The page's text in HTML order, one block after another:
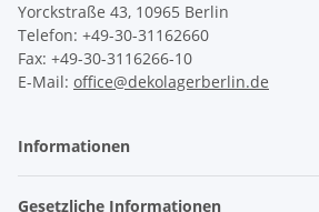
Yorckstraße 43, 10965 Berlin
Telefon: +49-30-31162660
Fax: +49-30-3116266-10
E-Mail: office@dekolagerberlin.de
Informationen
Gesetzliche Informationen